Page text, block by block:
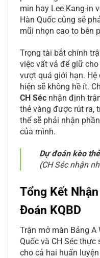
min hay Lee Kang-in
Hàn Quốc cũng sẽ
mũi nhọn cao to bên
Trọng tài bắt chính
việc vất vả để giữ
vượt quá giới hạn.
hiện sẽ không hề ít.
CH Séc nhận định
thẻ vàng được rút ra,
thể sẽ phải nhận
của mình.
Dự đoán kèo
(CH Séc nhận
Tổng Kết
Đoán KQBD
Trận mở màn Bảng A
Quốc và CH Séc
cho cả hai huấn